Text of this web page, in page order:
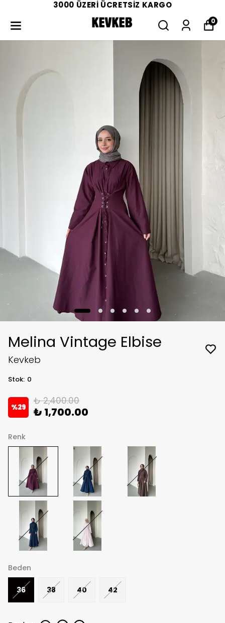
3000 ÜZERİ ÜCRETSİZ KARGO
0
Melina Vintage Elbise
Kevkeb
Stok: 0
%29
₺ 2,400.00
₺ 1,700.00
Renk
Beden
36 38 40 42